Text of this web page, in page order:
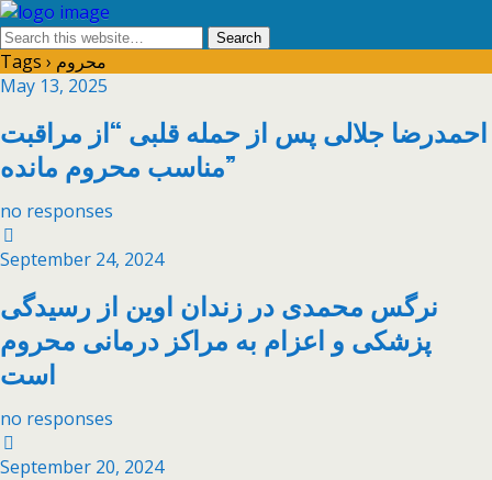
Tags › محروم
May 13, 2025
احمدرضا جلالی پس از حمله قلبی “از مراقبت
مناسب محروم مانده”
no responses
September 24, 2024
نرگس محمدی در زندان اوین از رسیدگی
پزشکی و اعزام به مراکز درمانی محروم
است
no responses
September 20, 2024